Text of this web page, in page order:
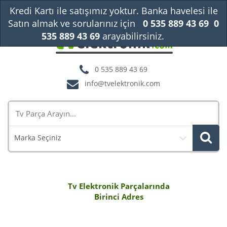
0 535 889 43 69
info@tvelektronik.com
Marka Seçiniz
Tv Elektronik Parçalarında
Birinci Adres
Kredi Kartı ile satışımız yoktur. Banka havelesi ile
Satın almak ve sorularınız için
0 535 889 43 69 0
535 889 43 69arayabilirsiniz.